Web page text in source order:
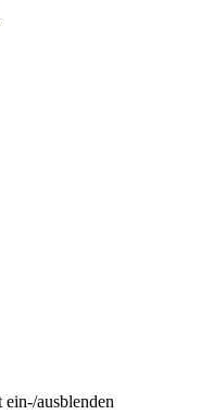
ein-/ausblenden